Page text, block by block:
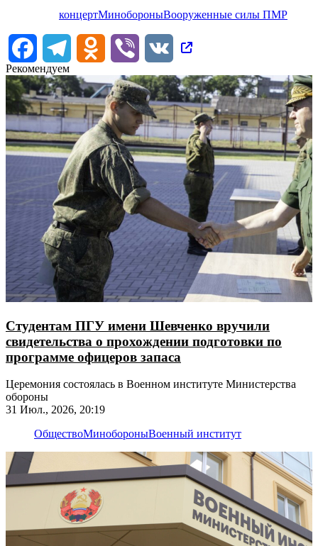
концертМинобороныВооруженные силы ПМР
FacebookTelegram Odnoklassniki
Viber
VK
Рекомендуем
Студентам ПГУ имени Шевченко вручили
свидетельства о прохождении подготовки по
программе офицеров запаса
Церемония состоялась в Военном институте Министерства
обороны
31 Июл., 2026, 20:19
ОбществоМинобороныВоенный институт